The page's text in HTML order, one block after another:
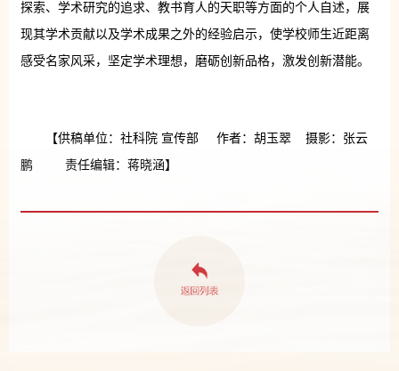
探索、学术研究的追求、教书育人的天职等方面的个人自述，展
现其学术贡献以及学术成果之外的经验启示，使学校师生近距离
感受名家风采，坚定学术理想，磨砺创新品格，激发创新潜能。
【供稿单位：社科院 宣传部 作者：胡玉翠 摄影：张云
鹏 责任编辑：蒋晓涵】